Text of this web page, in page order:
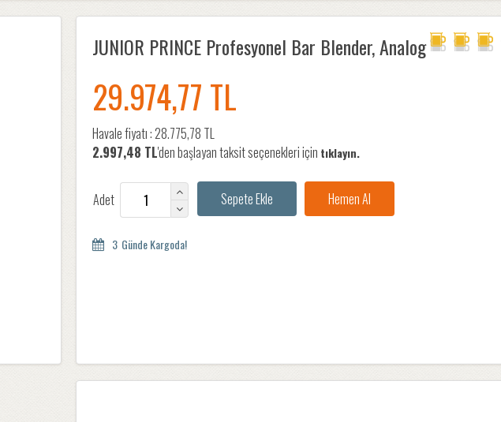
JUNIOR PRINCE Profesyonel Bar Blender, Analog
29.974,77 TL
Havale fiyatı :28.775,78 TL
2.997,48 TL'den başlayan taksit seçenekleri için tıklayın.
Adet
3